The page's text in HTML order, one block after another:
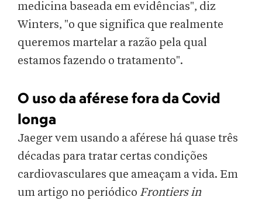
medicina baseada em evidências", diz
Winters, "o que significa que realmente
queremos martelar a razão pela qual
estamos fazendo o tratamento".
O uso da aférese fora da Covid
longa
Jaeger vem usando a aférese há quase três
décadas para tratar certas condições
cardiovasculares que ameaçam a vida. Em
um artigo no periódico Frontiers in